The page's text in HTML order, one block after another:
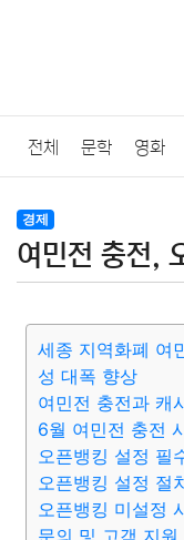
전체 문학 영화
법률
질병 가요 방송
결혼 육아 반려동
요리 상품리뷰 원
대출 자동차 취미
종교 사회 정치
경제
여민전 충전,
세종 지역화폐 여
성 대폭 향상
여민전 충전과 캐
6월 여민전 충전
오픈뱅킹 설정 필
오픈뱅킹 설정 절
오픈뱅킹 미설정
문의 및 고객 지원